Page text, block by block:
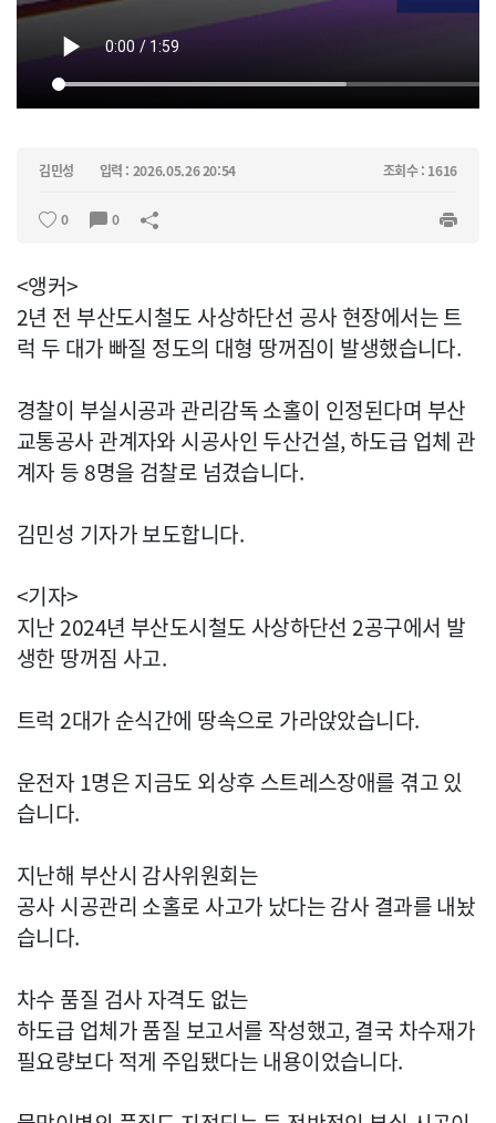
김민성 입력 : 2026.05.26 20:54 조회수 : 1616
0 0
<앵커>
2년 전 부산도시철도 사상하단선 공사 현장에서는 트
럭 두 대가 빠질 정도의 대형 땅꺼짐이 발생했습니다.
경찰이 부실시공과 관리감독 소홀이 인정된다며 부산
교통공사 관계자와 시공사인 두산건설, 하도급 업체 관
계자 등 8명을 검찰로 넘겼습니다.
김민성 기자가 보도합니다.
<기자>
지난 2024년 부산도시철도 사상하단선 2공구에서 발
생한 땅꺼짐 사고.
트럭 2대가 순식간에 땅속으로 가라앉았습니다.
운전자 1명은 지금도 외상후 스트레스장애를 겪고 있
습니다.
지난해 부산시 감사위원회는
공사 시공관리 소홀로 사고가 났다는 감사 결과를 내놨
습니다.
차수 품질 검사 자격도 없는
하도급 업체가 품질 보고서를 작성했고, 결국 차수재가
필요량보다 적게 주입됐다는 내용이었습니다.